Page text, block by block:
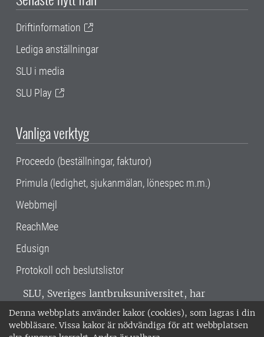
Denna webbplats använder kakor (cookies), som lagras i din
webbläsare. Vissa kakor är nödvändiga för att webbplatsen
Driftinformation
Lediga anställningar
SLU i media
SLU Play
Vanliga verktyg
Proceedo (beställningar, fakturor)
Primula (ledighet, sjukanmälan, lönespec m.m.)
Webbmejl
ReachMee
Edusign
Protokoll och beslutslistor
SLU, Sveriges lantbruksuniversitet, har
verksamhet över hela Sverige. Huvudorter är
Alnarp, Uppsala och Umeå.SLU är